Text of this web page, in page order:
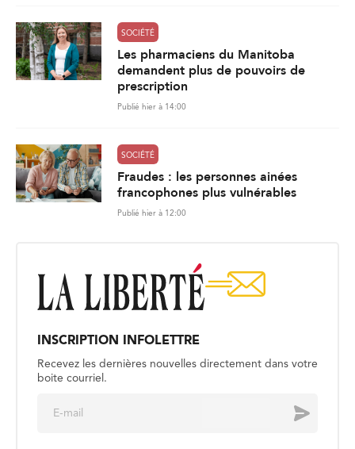
SOCIÉTÉ
Les pharmaciens du Manitoba
demandent plus de pouvoirs de
prescription
Publié hier à 14:00
SOCIÉTÉ
Fraudes : les personnes ainées
francophones plus vulnérables
Publié hier à 12:00
INSCRIPTION INFOLETTRE
Recevez les dernières nouvelles directement dans votre
boite courriel.
Envoyer